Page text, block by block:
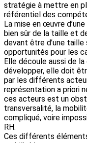
stratégie à mettre en
référentiel des
La mise en œuvre
bien sûr de la taille et
devant être d’une
opportunités pour les
Elle découle aussi de
développer, elle doit
par les différents
représentation a priori
ces acteurs est un
transversalité, la
compliqué, voire
RH.
Ces différents